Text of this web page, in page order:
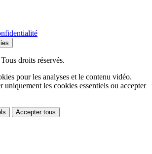
droits réservés.
pour les analyses et le contenu vidéo.
uniquement les cookies essentiels ou accepter
Accepter tous